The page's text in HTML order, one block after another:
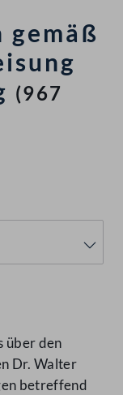
gemäß
(967
über den
Dr. Walter
betreffend